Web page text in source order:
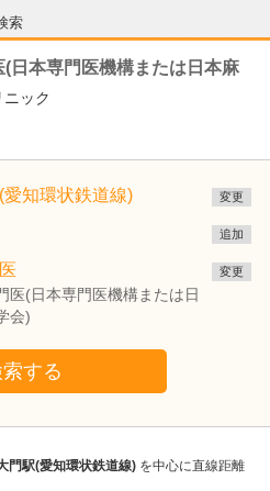
索
日本専門医機構または日本麻
ック
愛知環状鉄道線) 変更
追加
医(日本専門医機構または日
会)
変更
する
門駅(愛知環状鉄道線) を中心に直線距離